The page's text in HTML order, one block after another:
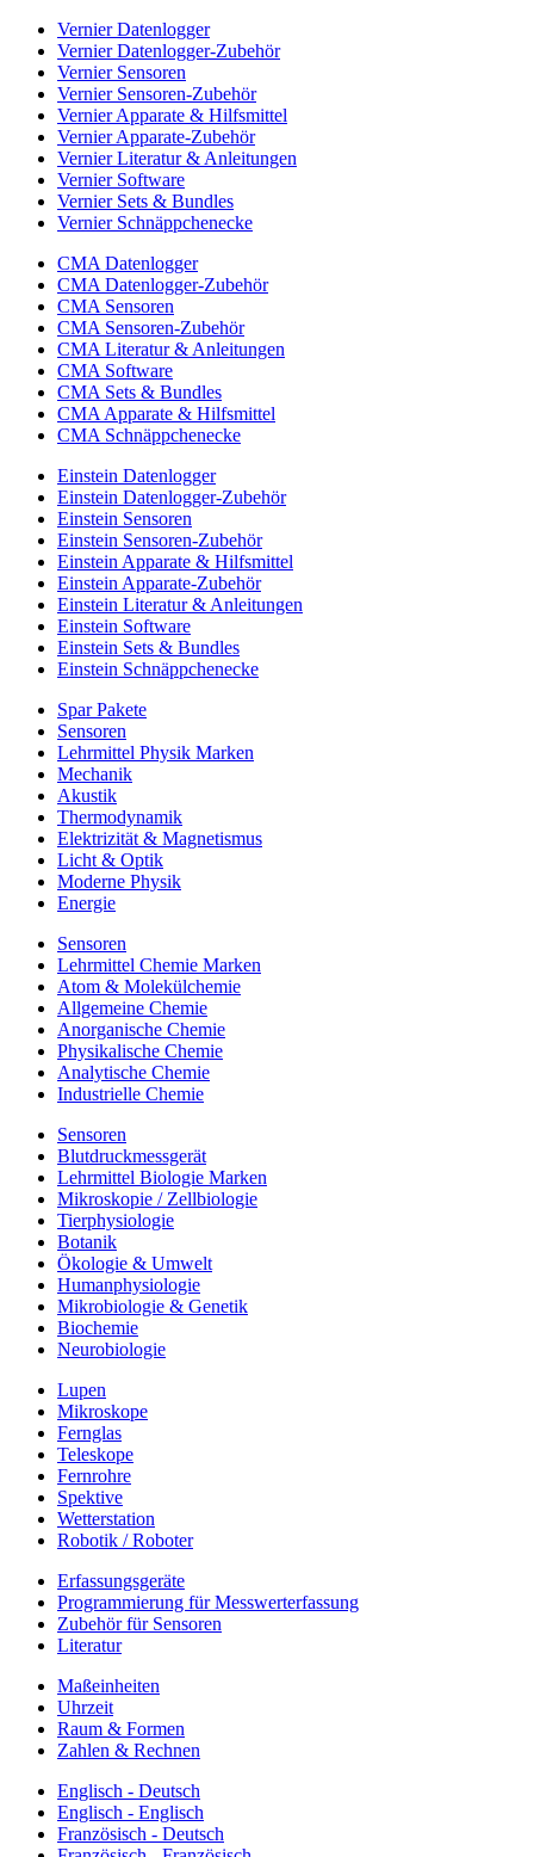
Vernier Datenlogger
Vernier Datenlogger-Zubehör
Vernier Sensoren
Vernier Sensoren-Zubehör
Vernier Apparate & Hilfsmittel
Vernier Apparate-Zubehör
Vernier Literatur & Anleitungen
Vernier Software
Vernier Sets & Bundles
Vernier Schnäppchenecke
CMA Datenlogger
CMA Datenlogger-Zubehör
CMA Sensoren
CMA Sensoren-Zubehör
CMA Literatur & Anleitungen
CMA Software
CMA Sets & Bundles
CMA Apparate & Hilfsmittel
CMA Schnäppchenecke
Einstein Datenlogger
Einstein Datenlogger-Zubehör
Einstein Sensoren
Einstein Sensoren-Zubehör
Einstein Apparate & Hilfsmittel
Einstein Apparate-Zubehör
Einstein Literatur & Anleitungen
Einstein Software
Einstein Sets & Bundles
Einstein Schnäppchenecke
Spar Pakete
Sensoren
Lehrmittel Physik Marken
Mechanik
Akustik
Thermodynamik
Elektrizität & Magnetismus
Licht & Optik
Moderne Physik
Energie
Sensoren
Lehrmittel Chemie Marken
Atom & Molekülchemie
Allgemeine Chemie
Anorganische Chemie
Physikalische Chemie
Analytische Chemie
Industrielle Chemie
Sensoren
Blutdruckmessgerät
Lehrmittel Biologie Marken
Mikroskopie / Zellbiologie
Tierphysiologie
Botanik
Ökologie & Umwelt
Humanphysiologie
Mikrobiologie & Genetik
Biochemie
Neurobiologie
Lupen
Mikroskope
Fernglas
Teleskope
Fernrohre
Spektive
Wetterstation
Robotik / Roboter
Erfassungsgeräte
Programmierung für Messwerterfassung
Zubehör für Sensoren
Literatur
Maßeinheiten
Uhrzeit
Raum & Formen
Zahlen & Rechnen
Englisch - Deutsch
Englisch - Englisch
Französisch - Deutsch